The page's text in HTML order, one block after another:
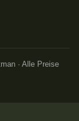
· Alle Preise